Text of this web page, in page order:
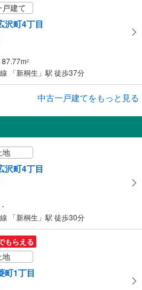
建て
沢町4丁目
2
「新桐生」駅 徒歩37分
沢町1丁目
「新桐生」駅 徒歩21分
中古一戸建てをもっと見る
地
沢町4丁目
-
「新桐生」駅 徒歩30分
もらえる
地
町1丁目